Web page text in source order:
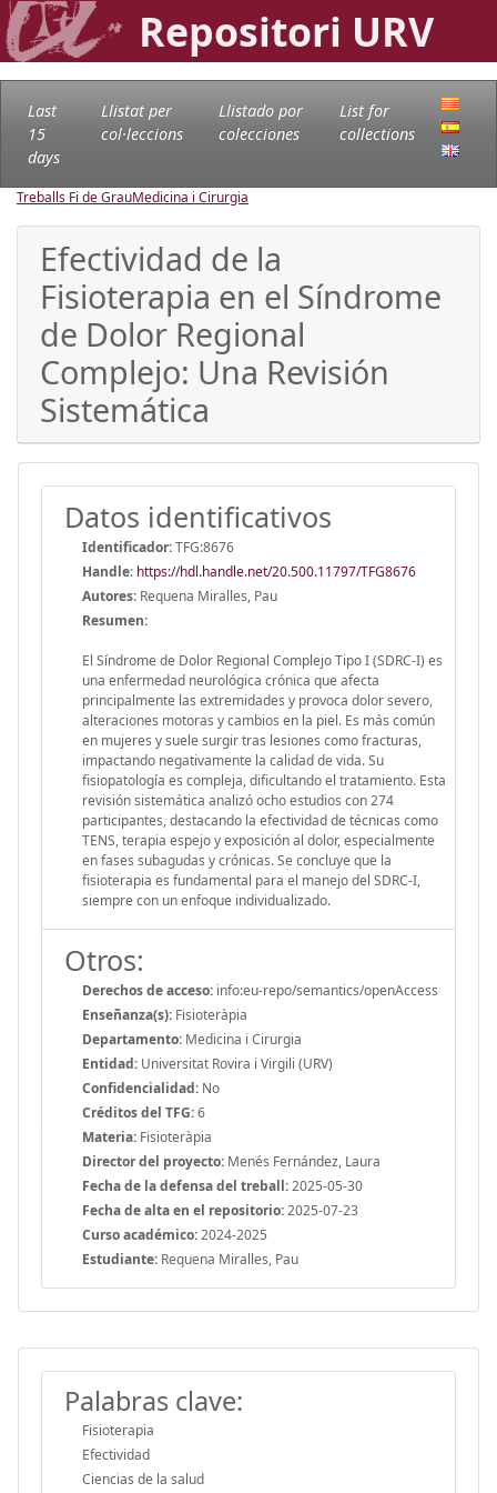
Repositori URV
Last
15
days
Llistat per
col·leccions
Llistado por
colecciones
List for
collections
Treballs Fi de GrauMedicina i Cirurgia
Efectividad de la
Fisioterapia en el Síndrome
de Dolor Regional
Complejo: Una Revisión
Sistemática
Datos identificativos
Identificador:TFG:8676
Handle: https://hdl.handle.net/20.500.11797/TFG8676
Autores: Requena Miralles, Pau
Resumen:
El Síndrome de Dolor Regional Complejo Tipo I (SDRC-I) es
una enfermedad neurológica crónica que afecta
principalmente las extremidades y provoca dolor severo,
alteraciones motoras y cambios en la piel. Es más común
en mujeres y suele surgir tras lesiones como fracturas,
impactando negativamente la calidad de vida. Su
fisiopatología es compleja, dificultando el tratamiento. Esta
revisión sistemática analizó ocho estudios con 274
participantes, destacando la efectividad de técnicas como
TENS, terapia espejo y exposición al dolor, especialmente
en fases subagudas y crónicas. Se concluye que la
fisioterapia es fundamental para el manejo del SDRC-I,
siempre con un enfoque individualizado.
Otros:
Derechos de acceso: info:eu-repo/semantics/openAccess
Enseñanza(s): Fisioteràpia
Departamento: Medicina i Cirurgia
Entidad: Universitat Rovira i Virgili (URV)
Confidencialidad: No
Créditos del TFG:6
Materia: Fisioteràpia
Director del proyecto: Menés Fernández, Laura
Fecha de la defensa del treball:2025-05-30
Fecha de alta en el repositorio:2025-07-23
Curso académico:2024-2025
Estudiante: Requena Miralles, Pau
Palabras clave:
Fisioterapia
Efectividad
Ciencias de la salud